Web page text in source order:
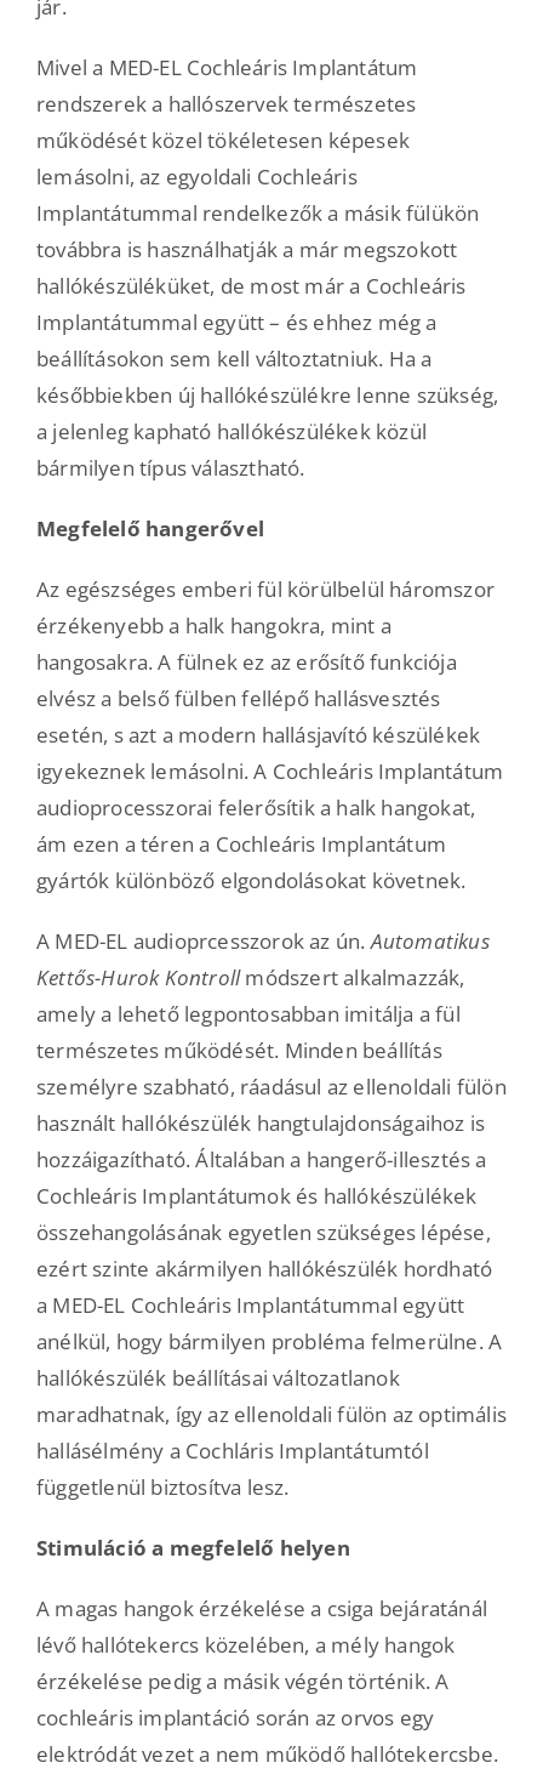
jár.
Mivel a MED-EL Cochleáris Implantátum
rendszerek a hallószervek természetes
működését közel tökéletesen képesek
lemásolni, az egyoldali Cochleáris
Implantátummal rendelkezők a másik fülükön
továbbra is használhatják a már megszokott
hallókészüléküket, de most már a Cochleáris
Implantátummal együtt – és ehhez még a
beállításokon sem kell változtatniuk. Ha a
későbbiekben új hallókészülékre lenne szükség,
a jelenleg kapható hallókészülékek közül
bármilyen típus választható.
Megfelelő hangerővel
Az egészséges emberi fül körülbelül háromszor
érzékenyebb a halk hangokra, mint a
hangosakra. A fülnek ez az erősítő funkciója
elvész a belső fülben fellépő hallásvesztés
esetén, s azt a modern hallásjavító készülékek
igyekeznek lemásolni. A Cochleáris Implantátum
audioprocesszorai felerősítik a halk hangokat,
ám ezen a téren a Cochleáris Implantátum
gyártók különböző elgondolásokat követnek.
A MED-EL audioprcesszorok az ún.Automatikus
Kettős-Hurok Kontrollmódszert alkalmazzák,
amely a lehető legpontosabban imitálja a fül
természetes működését. Minden beállítás
személyre szabható, ráadásul az ellenoldali fülön
használt hallókészülék hangtulajdonságaihoz is
hozzáigazítható. Általában a hangerő-illesztés a
Cochleáris Implantátumok és hallókészülékek
összehangolásának egyetlen szükséges lépése,
ezért szinte akármilyen hallókészülék hordható
a MED-EL Cochleáris Implantátummal együtt
anélkül, hogy bármilyen probléma felmerülne. A
hallókészülék beállításai változatlanok
maradhatnak, így az ellenoldali fülön az optimális
hallásélmény a Cochláris Implantátumtól
függetlenül biztosítva lesz.
Stimuláció a megfelelő helyen
A magas hangok érzékelése a csiga bejáratánál
lévő hallótekercs közelében, a mély hangok
érzékelése pedig a másik végén történik. A
cochleáris implantáció során az orvos egy
elektródát vezet a nem működő hallótekercsbe.